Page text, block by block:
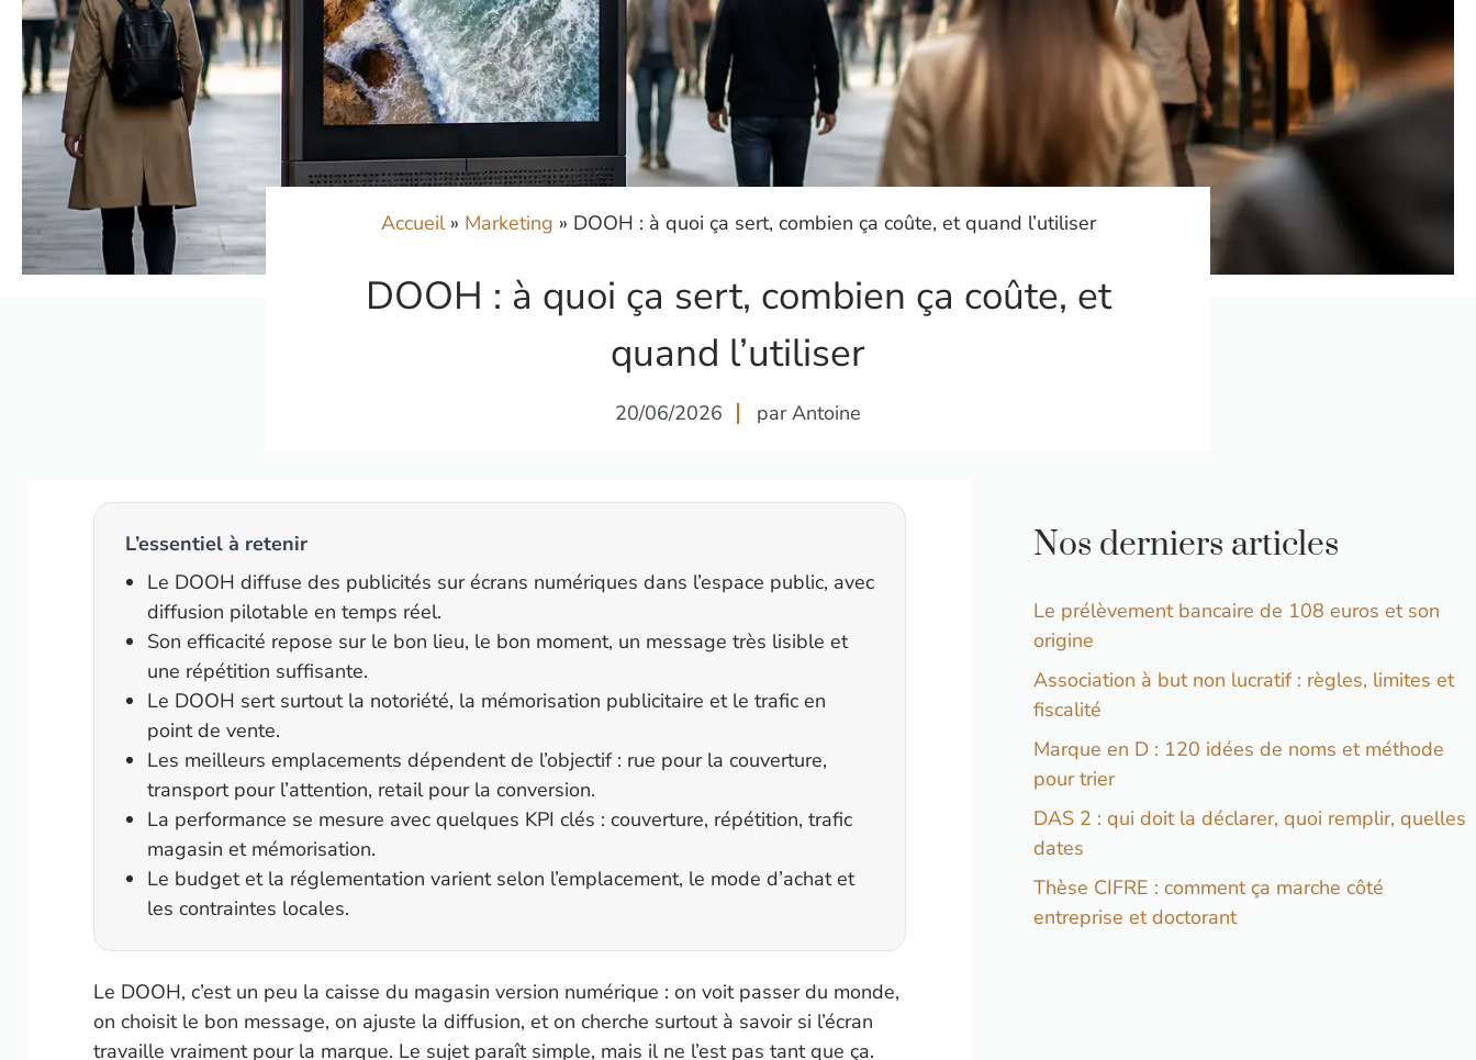
Accueil» Marketing » DOOH : à quoi ça sert, combien ça coûte, et quand l’utiliser
DOOH : à quoi ça sert, combien ça coûte, et
quand l’utiliser
20/06/2026 par Antoine
L’essentiel à retenir
Le DOOH diffuse des publicités sur écrans numériques dans l’espace public, avec
diffusion pilotable en temps réel.
Son efficacité repose sur le bon lieu, le bon moment, un message très lisible et
une répétition suffisante.
Le DOOH sert surtout la notoriété, la mémorisation publicitaire et le trafic en
point de vente.
Les meilleurs emplacements dépendent de l’objectif : rue pour la couverture,
transport pour l’attention, retail pour la conversion.
La performance se mesure avec quelques KPI clés : couverture, répétition, trafic
magasin et mémorisation.
Le budget et la réglementation varient selon l’emplacement, le mode d’achat et
les contraintes locales.
Le DOOH, c’est un peu la caisse du magasin version numérique : on voit passer du monde,
on choisit le bon message, on ajuste la diffusion, et on cherche surtout à savoir si l’écran
travaille vraiment pour la marque. Le sujet paraît simple, mais il ne l’est pas tant que ça.
Nos derniers articles
Le prélèvement bancaire de 108 euros et son
origine
Association à but non lucratif : règles, limites et
fiscalité
Marque en D : 120 idées de noms et méthode
pour trier
DAS 2 : qui doit la déclarer, quoi remplir, quelles
dates
Thèse CIFRE : comment ça marche côté
entreprise et doctorant